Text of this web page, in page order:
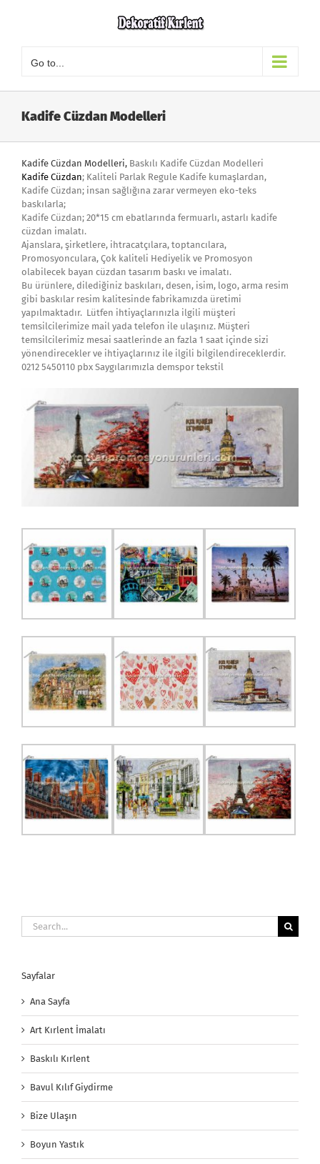
Go to...
Kadife Cüzdan Modelleri
Kadife Cüzdan Modelleri, Baskılı Kadife Cüzdan Modelleri
Kadife Cüzdan; Kaliteli Parlak Regule Kadife kumaşlardan,
Kadife Cüzdan; insan sağlığına zarar vermeyen eko-teks
baskılarla;
Kadife Cüzdan; 20*15 cm ebatlarında fermuarlı, astarlı kadife
cüzdan imalatı.
Ajanslara, şirketlere, ihtracatçılara, toptancılara,
Promosyonculara, Çok kaliteli Hediyelik ve Promosyon
olabilecek bayan cüzdan tasarım baskı ve imalatı.
Bu ürünlere, dilediğiniz baskıları, desen, isim, logo, arma resim
gibi baskılar resim kalitesinde fabrikamızda üretimi
yapılmaktadır. Lütfen ihtiyaçlarınızla ilgili müşteri
temsilcilerimize mail yada telefon ile ulaşınız. Müşteri
temsilcilerimiz mesai saatlerinde an fazla 1 saat içinde sizi
yönendirecekler ve ihtiyaçlarınız ile ilgili bilgilendireceklerdir.
0212 5450110 pbx Saygılarımızla demspor tekstil
Search
for:
Sayfalar
Ana Sayfa
Art Kırlent İmalatı
Baskılı Kırlent
Bavul Kılıf Giydirme
Bize Ulaşın
Boyun Yastık